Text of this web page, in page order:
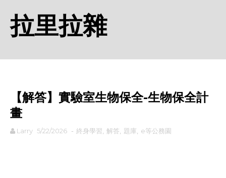
拉里拉雜
【解答】實驗室生物保全-生物保全計
畫
Larry 5/22/2026 - 終身學習 解答 題庫 e等公務園